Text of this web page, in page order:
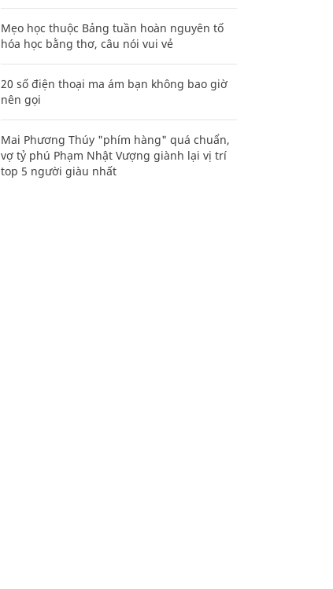
Mẹo học thuộc Bảng tuần hoàn nguyên tố
hóa học bằng thơ, câu nói vui vẻ
20 số điện thoại ma ám bạn không bao giờ
nên gọi
Mai Phương Thúy "phím hàng" quá chuẩn,
vợ tỷ phú Phạm Nhật Vượng giành lại vị trí
top 5 người giàu nhất